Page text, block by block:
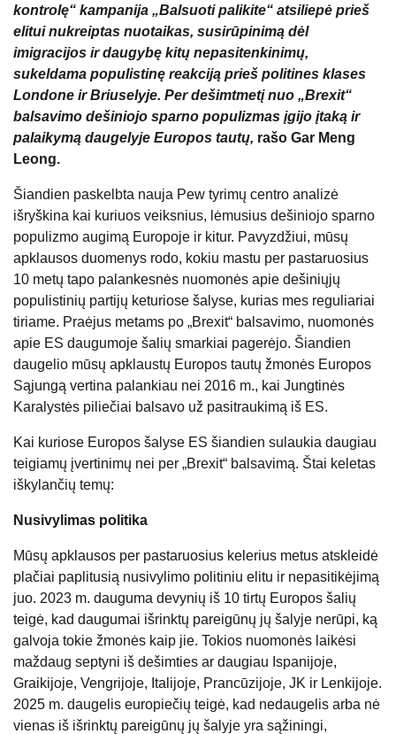
kontrolę“ kampanija „Balsuoti palikite“ atsiliepė prieš
elitui nukreiptas nuotaikas, susirūpinimą dėl
imigracijos ir daugybę kitų nepasitenkinimų,
sukeldama populistinę reakciją prieš politines klases
Londone ir Briuselyje. Per dešimtmetį nuo „Brexit“
balsavimo dešiniojo sparno populizmas įgijo įtaką ir
palaikymą daugelyje Europos tautų, rašo Gar Meng
Leong.
Šiandien paskelbta nauja Pew tyrimų centro analizė
išryškina kai kuriuos veiksnius, lėmusius dešiniojo sparno
populizmo augimą Europoje ir kitur. Pavyzdžiui, mūsų
apklausos duomenys rodo, kokiu mastu per pastaruosius
10 metų tapo palankesnės nuomonės apie dešiniųjų
populistinių partijų keturiose šalyse, kurias mes reguliariai
tiriame. Praėjus metams po „Brexit“ balsavimo, nuomonės
apie ES daugumoje šalių smarkiai pagerėjo. Šiandien
daugelio mūsų apklaustų Europos tautų žmonės Europos
Sąjungą vertina palankiau nei 2016 m., kai Jungtinės
Karalystės piliečiai balsavo už pasitraukimą iš ES.
Kai kuriose Europos šalyse ES šiandien sulaukia daugiau
teigiamų įvertinimų nei per „Brexit“ balsavimą. Štai keletas
iškylančių temų:
Nusivylimas politika
Mūsų apklausos per pastaruosius kelerius metus atskleidė
plačiai paplitusią nusivylimo politiniu elitu ir nepasitikėjimą
juo. 2023 m. dauguma devynių iš 10 tirtų Europos šalių
teigė, kad daugumai išrinktų pareigūnų jų šalyje nerūpi, ką
galvoja tokie žmonės kaip jie. Tokios nuomonės laikėsi
maždaug septyni iš dešimties ar daugiau Ispanijoje,
Graikijoje, Vengrijoje, Italijoje, Prancūzijoje, JK ir Lenkijoje.
2025 m. daugelis europiečių teigė, kad nedaugelis arba nė
vienas iš išrinktų pareigūnų jų šalyje yra sąžiningi,